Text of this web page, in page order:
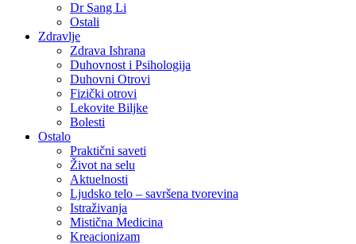
Dr Sang Li
Ostali
Zdravlje
Zdrava Ishrana
Duhovnost i Psihologija
Duhovni Otrovi
Fizički otrovi
Lekovite Biljke
Bolesti
Ostalo
Praktični saveti
Život na selu
Aktuelnosti
Ljudsko telo – savršena tvorevina
Istraživanja
Mistična Medicina
Kreacionizam